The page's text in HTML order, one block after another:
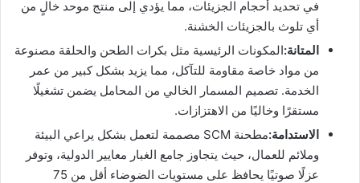
في تحديد أحجام الجزيئات، مما يؤدي إلى منتج موحد خالٍ من
أي تلوث بالجزيئات الخشنة.
المتانة:المكونات الرئيسية مثل بكرات الطحن والحلقة مصنوعة
من مواد خاصة مقاومة للتآكل، مما يزيد بشكل كبير من عمر
الخدمة. تصميم المسمار الخالي من المحامل يضمن تشغيلًا
مستقرًا وخاليًا من الاهتزازات.
الاستدامة:
مطحنة SCM مصممة لتعمل بشكل يراعي البيئة
وملائم للعمال، حيث يتجاوز جامع الغبار معايير الدولية، وتوفر
عزلًا صوتيًا يحافظ على مستويات الضوضاء أقل من 75